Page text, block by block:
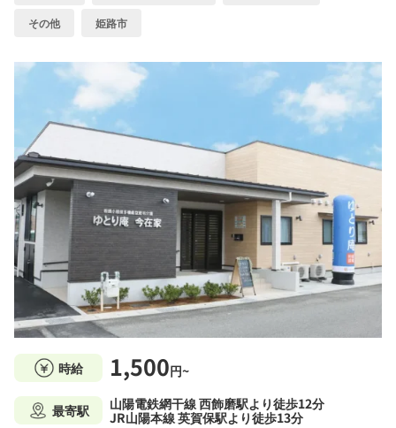
その他 姫路市
時給 1,500円~
最寄駅
山陽電鉄網干線 西飾磨駅より徒歩12分
JR山陽本線 英賀保駅より徒歩13分